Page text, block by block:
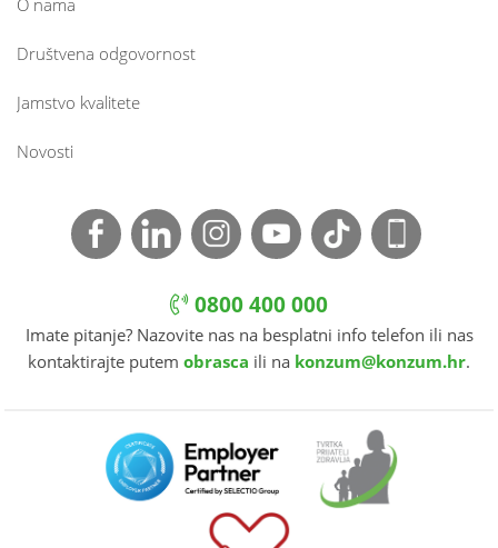
O nama
Društvena odgovornost
Jamstvo kvalitete
Novosti
0800 400 000
Imate pitanje? Nazovite nas na besplatni info telefon ili nas
kontaktirajte putem obrasca ili na konzum@konzum.hr.